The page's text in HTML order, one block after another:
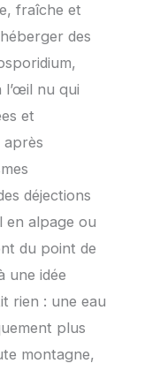
fraîche et
des
l’œil nu qui
et
après
déjections
en alpage ou
du point de
une idée
rien : une eau
plus
montagne,